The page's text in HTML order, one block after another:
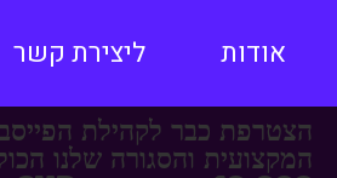
אודות ליצירת קשר
הצטרפת כבר לקהילת
המקצועית והסגורה שלנו